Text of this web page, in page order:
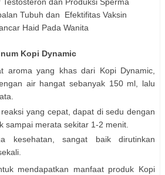
Tubuh dan Efektifitas Vaksin
Haid Pada Wanita
Kopi Dynamic
aroma yang khas dari Kopi Dynamic,
air hangat sebanyak 150 ml, lalu
yang cepat, dapat di sedu dengan
sampai merata sekitar 1-2 menit.
kesehatan, sangat baik dirutinkan
mendapatkan manfaat produk Kopi